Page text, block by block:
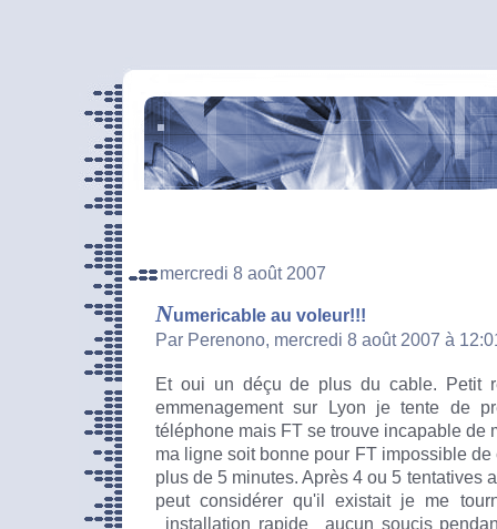
mercredi 8 août 2007
Numericable au voleur!!!
Par Perenono, mercredi 8 août 2007 à
Et oui un déçu de plus du cable. Petit
emmenagement sur Lyon je tente de
téléphone mais FT se trouve incapable de
ma ligne soit bonne pour FT impossible
plus de 5 minutes. Après 4 ou 5 tentatives
peut considérer qu'il existait je me
_installation rapide _aucun soucis